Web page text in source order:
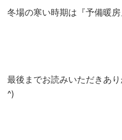
冬場の寒い時期は『予備暖
最後までお読みいただきあ
^)